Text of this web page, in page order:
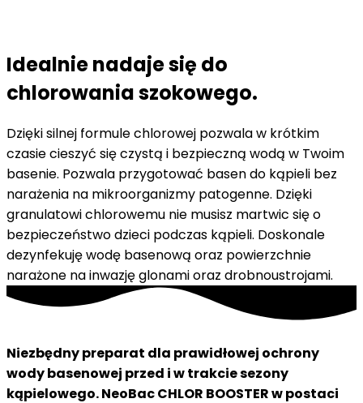
Idealnie nadaje się do
chlorowania szokowego.
Dzięki silnej formule chlorowej pozwala w krótkim
czasie cieszyć się czystą i bezpieczną wodą w Twoim
basenie. Pozwala przygotować basen do kąpieli bez
narażenia na mikroorganizmy patogenne. Dzięki
granulatowi chlorowemu nie musisz martwic się o
bezpieczeństwo dzieci podczas kąpieli. Doskonale
dezynfekuję wodę basenową oraz powierzchnie
narażone na inwazję glonami oraz drobnoustrojami.
Niezbędny preparat dla prawidłowej ochrony
wody basenowej przed i w trakcie sezony
kąpielowego. NeoBac CHLOR BOOSTER w postaci